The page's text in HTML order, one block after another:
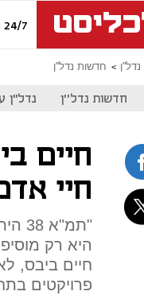
24/7
נדל''ן חדשות נדל''ן
חדשות נדל''ן נדל"ן
חיים
חיי
היא רק
חיים ביבס,
פרויקטים